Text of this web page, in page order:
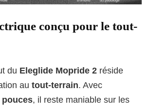
conçu pour le tout-
du Eleglide Mopride 2 réside
au tout-terrain. Avec
pouces, il reste maniable sur les